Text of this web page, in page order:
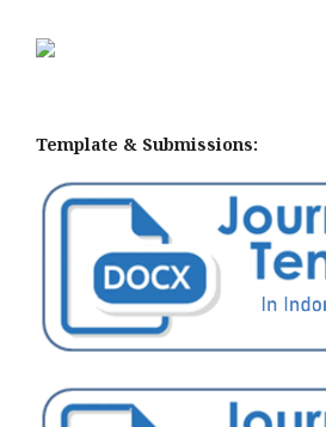
Template & Submissions: